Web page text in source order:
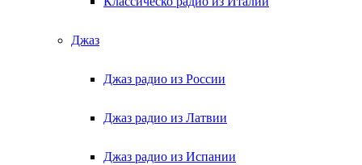
Джаз
Джаз радио из России
Джаз радио из Латвии
Джаз радио из Испании